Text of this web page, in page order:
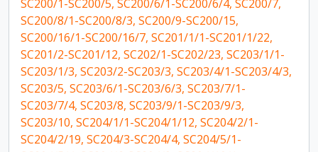
SC200/1-SC200/5, SC200/6/1-SC200/6/4, SC200/7,
SC200/8/1-SC200/8/3, SC200/9-SC200/15,
SC200/16/1-SC200/16/7, SC201/1/1-SC201/1/22,
SC201/2-SC201/12, SC202/1-SC202/23, SC203/1/1-
SC203/1/3, SC203/2-SC203/3, SC203/4/1-SC203/4/3,
SC203/5, SC203/6/1-SC203/6/3, SC203/7/1-
SC203/7/4, SC203/8, SC203/9/1-SC203/9/3,
SC203/10, SC204/1/1-SC204/1/12, SC204/2/1-
SC204/2/19, SC204/3-SC204/4, SC204/5/1-